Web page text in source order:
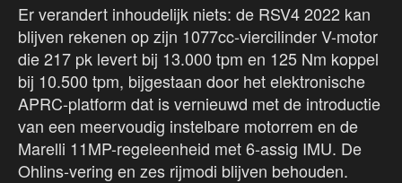
Er verandert inhoudelijk niets: de RSV4 2022 kan
blijven rekenen op zijn 1077cc-viercilinder V-motor
die 217 pk levert bij 13.000 tpm en 125 Nm koppel
bij 10.500 tpm, bijgestaan door het elektronische
APRC-platform dat is vernieuwd met de introductie
van een meervoudig instelbare motorrem en de
Marelli 11MP-regeleenheid met 6-assig IMU. De
Ohlins-vering en zes rijmodi blijven behouden.